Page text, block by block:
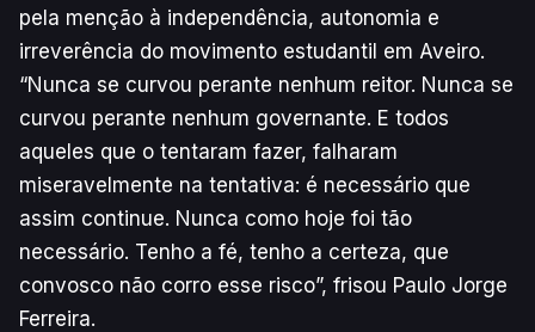
pela menção à independência, autonomia e
irreverência do movimento estudantil em Aveiro.
“Nunca se curvou perante nenhum reitor. Nunca se
curvou perante nenhum governante. E todos
aqueles que o tentaram fazer, falharam
miseravelmente na tentativa: é necessário que
assim continue. Nunca como hoje foi tão
necessário. Tenho a fé, tenho a certeza, que
convosco não corro esse risco”, frisou Paulo Jorge
Ferreira.